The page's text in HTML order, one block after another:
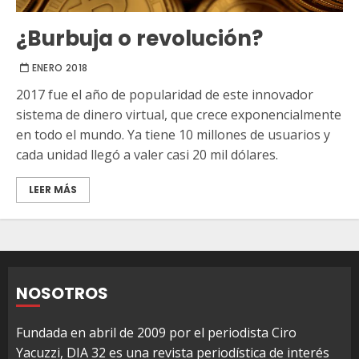
¿Burbuja o revolución?
ENERO 2018
2017 fue el año de popularidad de este innovador
sistema de dinero virtual, que crece exponencialmente
en todo el mundo. Ya tiene 10 millones de usuarios y
cada unidad llegó a valer casi 20 mil dólares.
LEER MÁS
NOSOTROS
Fundada en abril de 2009 por el periodista Ciro
Yacuzzi, DIA 32 es una revista periodística de interés